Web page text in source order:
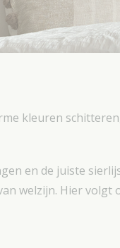
kleuren
en de juiste
welzijn. Hier